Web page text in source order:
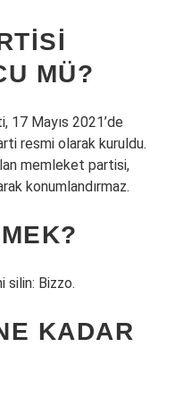
MÜ?
17 Mayıs 2021’de
resmi olarak kuruldu.
memleket partisi,
konumlandırmaz.
silin: Bizzo.
KADAR